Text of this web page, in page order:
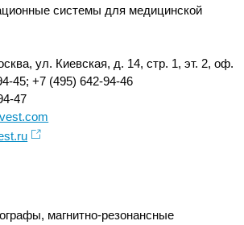
системы для медицинской
ул. Киевская, д. 14, стр. 1, эт. 2, оф.
45; +7 (495) 642-94-46
47
магнитно-резонансные